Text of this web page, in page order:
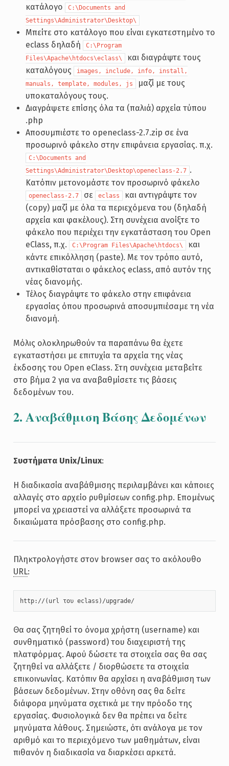
κατάλογο
C:\Documents and
Settings\Administrator\Desktop\
Μπείτε στο κατάλογο που είναι εγκατεστημένο το
eclass δηλαδή
C:\Program
Files\Apache\htdocs\eclass\
και διαγράψτε τους
καταλόγους
images, include, info, install,
manuals, template, modules, js
μαζί με τους
υποκαταλόγους τους.
Διαγράψετε επίσης όλα τα (παλιά) αρχεία τύπου
.php
Αποσυμπιέστε το openeclass-2.7.zip σε ένα
προσωρινό φάκελο στην επιφάνεια εργασίας. π.χ.
C:\Documents and
Settings\Administrator\Desktop\openeclass-2.7 .
Κατόπιν μετονομάστε τον προσωρινό φάκελο
openeclass-2.7 σε eclass
και αντιγράψτε τον
(copy) μαζί με όλα τα περιεχόμενα του (δηλαδή
αρχεία και φακέλους). Στη συνέχεια ανοίξτε το
φάκελο που περιέχει την εγκατάσταση του Open
eClass, π.χ.
C:\Program Files\Apache\htdocs\
και
κάντε επικόλληση (paste). Με τον τρόπο αυτό,
αντικαθίσταται ο φάκελος eclass, από αυτόν της
νέας διανομής.
Τέλος διαγράψτε το φάκελο στην επιφάνεια
εργασίας όπου προσωρινά αποσυμπιέσαμε τη νέα
διανομή.
Μόλις ολοκληρωθούν τα παραπάνω θα έχετε
εγκαταστήσει με επιτυχία τα αρχεία της νέας
έκδοσης του Open eClass. Στη συνέχεια μεταβείτε
στο βήμα 2 για να αναβαθμίσετε τις βάσεις
δεδομένων του.
2. Αναβάθμιση Βάσης Δεδομένων
Συστήματα Unix/Linux:
Η διαδικασία αναβάθμισης περιλαμβάνει και κάποιες
αλλαγές στο αρχείο ρυθμίσεων config.php. Επομένως
μπορεί να χρειαστεί να αλλάξετε προσωρινά τα
δικαιώματα πρόσβασης στο config.php.
Πληκτρολογήστε στον browser σας το ακόλουθο
URL:
http://(url του eclass)/upgrade/
Θα σας ζητηθεί το όνομα χρήστη (username) και
συνθηματικό (password) του διαχειριστή της
πλατφόρμας. Αφού δώσετε τα στοιχεία σας θα σας
ζητηθεί να αλλάξετε / διορθώσετε τα στοιχεία
επικοινωνίας. Κατόπιν θα αρχίσει η αναβάθμιση των
βάσεων δεδομένων. Στην οθόνη σας θα δείτε
διάφορα μηνύματα σχετικά με την πρόοδο της
εργασίας. Φυσιολογικά δεν θα πρέπει να δείτε
μηνύματα λάθους. Σημειώστε, ότι ανάλογα με τον
αριθμό και το περιεχόμενο των μαθημάτων, είναι
πιθανόν η διαδικασία να διαρκέσει αρκετά.